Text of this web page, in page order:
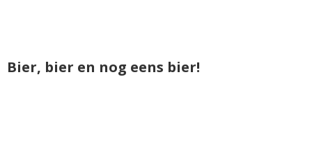
Bier, bier en nog eens bier!